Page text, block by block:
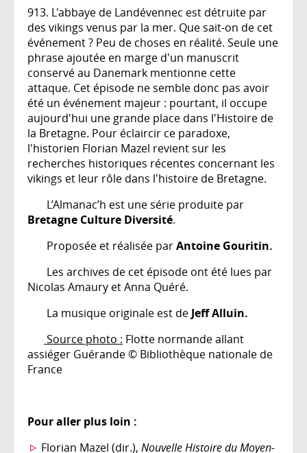
913. L'abbaye de Landévennec est détruite par
des vikings venus par la mer. Que sait-on de cet
événement ? Peu de choses en réalité. Seule une
phrase ajoutée en marge d'un manuscrit
conservé au Danemark mentionne cette
attaque. Cet épisode ne semble donc pas avoir
été un événement majeur : pourtant, il occupe
aujourd'hui une grande place dans l'Histoire de
la Bretagne. Pour éclaircir ce paradoxe,
l'historien Florian Mazel revient sur les
recherches historiques récentes concernant les
vikings et leur rôle dans l'histoire de Bretagne.
L’Almanac’h est une série produite par
Bretagne Culture Diversité.
Proposée et réalisée parAntoine Gouritin.
Les archives de cet épisode ont été lues par
Nicolas Amaury et Anna Quéré.
La musique originale est de Jeff Alluin.
Source photo : Flotte normande allant
assiéger Guérande © Bibliothèque nationale de
France
Pour aller plus loin :
Florian Mazel (dir.), Nouvelle Histoire du Moyen-